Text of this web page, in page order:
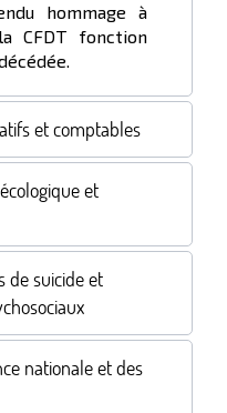
hommage à
CFDT fonction
et comptables
et
de suicide et
nationale et des